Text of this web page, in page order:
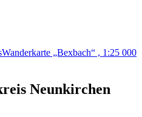
Wanderkarte „Bexbach“ , 1:25 000
Neunkirchen